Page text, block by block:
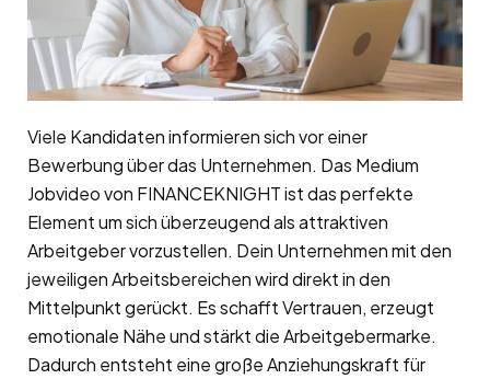
Viele Kandidaten informieren sich vor einer
Bewerbung über das Unternehmen. Das Medium
Jobvideo von FINANCEKNIGHT ist das perfekte
Element um sich überzeugend als attraktiven
Arbeitgeber vorzustellen. Dein Unternehmen mit den
jeweiligen Arbeitsbereichen wird direkt in den
Mittelpunkt gerückt. Es schafft Vertrauen, erzeugt
emotionale Nähe und stärkt die Arbeitgebermarke.
Dadurch entsteht eine große Anziehungskraft für